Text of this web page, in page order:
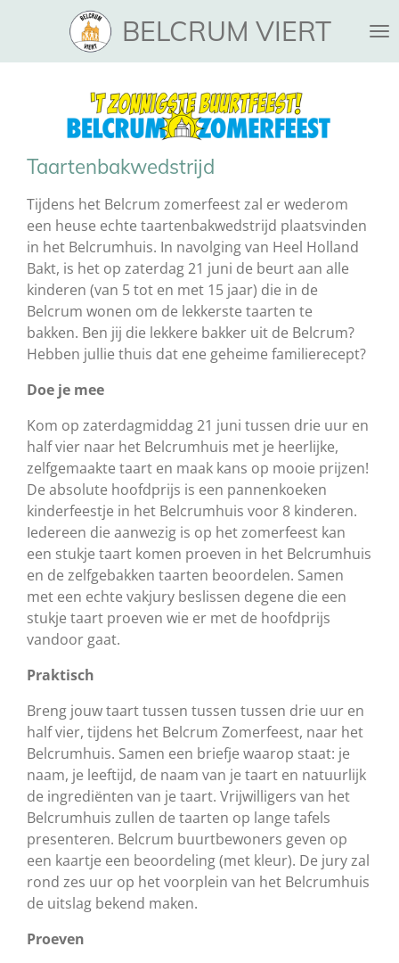
naar
hoofdinhoud
BELCRUM VIERT
Taartenbakwedstrijd
Tijdens het Belcrum zomerfeest zal er wederom
een heuse echte taartenbakwedstrijd plaatsvinden
in het Belcrumhuis. In navolging van Heel Holland
Bakt, is het op zaterdag 21 juni de beurt aan alle
kinderen (van 5 tot en met 15 jaar) die in de
Belcrum wonen om de lekkerste taarten te
bakken. Ben jij die lekkere bakker uit de Belcrum?
Hebben jullie thuis dat ene geheime familierecept?
Doe je mee
Kom op zaterdagmiddag 21 juni tussen drie uur en
half vier naar het Belcrumhuis met je heerlijke,
zelfgemaakte taart en maak kans op mooie prijzen!
De absolute hoofdprijs is een pannenkoeken
kinderfeestje in het Belcrumhuis voor 8 kinderen.
Iedereen die aanwezig is op het zomerfeest kan
een stukje taart komen proeven in het Belcrumhuis
en de zelfgebakken taarten beoordelen. Samen
met een echte vakjury beslissen degene die een
stukje taart proeven wie er met de hoofdprijs
vandoor gaat.
Praktisch
Breng jouw taart tussen tussen tussen drie uur en
half vier, tijdens het Belcrum Zomerfeest, naar het
Belcrumhuis. Samen een briefje waarop staat: je
naam, je leeftijd, de naam van je taart en natuurlijk
de ingrediënten van je taart. Vrijwilligers van het
Belcrumhuis zullen de taarten op lange tafels
presenteren. Belcrum buurtbewoners geven op
een kaartje een beoordeling (met kleur). De jury zal
rond zes uur op het voorplein van het Belcrumhuis
de uitslag bekend maken.
Proeven